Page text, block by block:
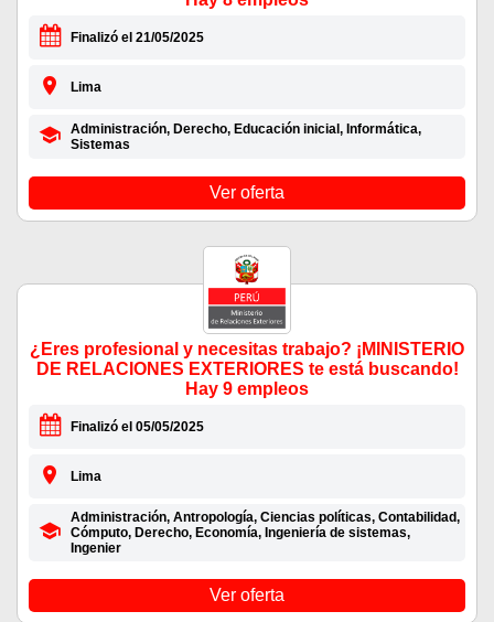
Finalizó el 21/05/2025
Lima
Administración, Derecho, Educación inicial, Informática,
Sistemas
Ver oferta
¿Eres profesional y necesitas trabajo? ¡MINISTERIO
DE RELACIONES EXTERIORES te está buscando!
Hay 9 empleos
Finalizó el 05/05/2025
Lima
Administración, Antropología, Ciencias políticas, Contabilidad,
Cómputo, Derecho, Economía, Ingeniería de sistemas,
Ingenier
Ver oferta